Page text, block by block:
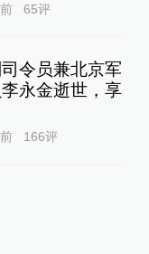
65评
令员兼北京军
永金逝世，享
166评